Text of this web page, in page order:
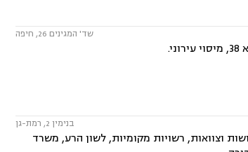
שד' המגינים 26, חיפה
בנימין 2, רמת-גן
וצוואות, רשויות מקומיות, לשון הרע, משרד